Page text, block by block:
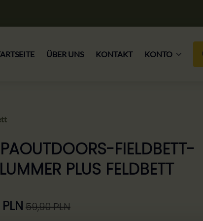
ÜBER UNS KONTAKT
KONTO
FIELDBETT-
PLUS FELDBETT
59,90PLN
PLN